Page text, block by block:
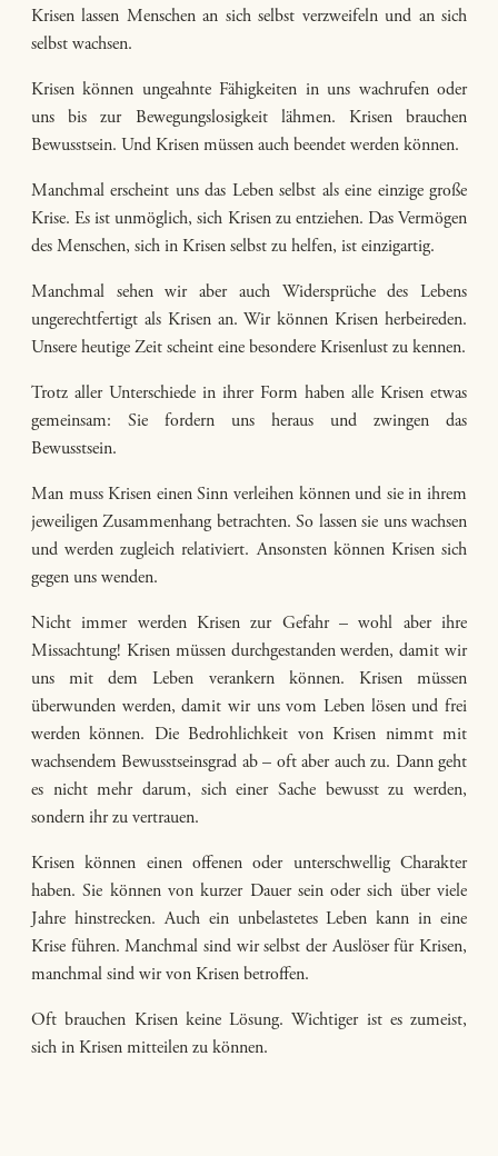
Krisen lassen Menschen an sich selbst verzweifeln und an sich
selbst wachsen.
Krisen können ungeahnte Fähigkeiten in uns wachrufen oder
uns bis zur Bewegungslosigkeit lähmen. Krisen brauchen
Bewusstsein. Und Krisen müssen auch beendet werden können.
Manchmal erscheint uns das Leben selbst als eine einzige große
Krise. Es ist unmöglich, sich Krisen zu entziehen. Das Vermögen
des Menschen, sich in Krisen selbst zu helfen, ist einzigartig.
Manchmal sehen wir aber auch Widersprüche des Lebens
ungerechtfertigt als Krisen an. Wir können Krisen herbeireden.
Unsere heutige Zeit scheint eine besondere Krisenlust zu kennen.
Trotz aller Unterschiede in ihrer Form haben alle Krisen etwas
gemeinsam: Sie fordern uns heraus und zwingen das
Bewusstsein.
Man muss Krisen einen Sinn verleihen können und sie in ihrem
jeweiligen Zusammenhang betrachten. So lassen sie uns wachsen
und werden zugleich relativiert. Ansonsten können Krisen sich
gegen uns wenden.
Nicht immer werden Krisen zur Gefahr – wohl aber ihre
Missachtung! Krisen müssen durchgestanden werden, damit wir
uns mit dem Leben verankern können. Krisen müssen
überwunden werden, damit wir uns vom Leben lösen und frei
werden können. Die Bedrohlichkeit von Krisen nimmt mit
wachsendem Bewusstseinsgrad ab – oft aber auch zu. Dann geht
es nicht mehr darum, sich einer Sache bewusst zu werden,
sondern ihr zu vertrauen.
Krisen können einen offenen oder unterschwellig Charakter
haben. Sie können von kurzer Dauer sein oder sich über viele
Jahre hinstrecken. Auch ein unbelastetes Leben kann in eine
Krise führen. Manchmal sind wir selbst der Auslöser für Krisen,
manchmal sind wir von Krisen betroffen.
Oft brauchen Krisen keine Lösung. Wichtiger ist es zumeist,
sich in Krisen mitteilen zu können.